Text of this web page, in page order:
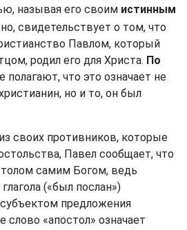
называя его своим истинным
свидетельствует о том, что
Павлом, который
родил его для Христа. По
полагают, что это означает не
но и то, он был
своих противников, которые
Павел сообщает, что
самим Богом, ведь
(«был послан»)
предложения
слово «апостол» означает